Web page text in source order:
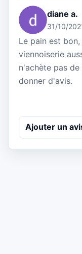
diane a.
31/10/
Le pain est
viennoiserie
n'achète pas
donner d'avis.
Ajouter un